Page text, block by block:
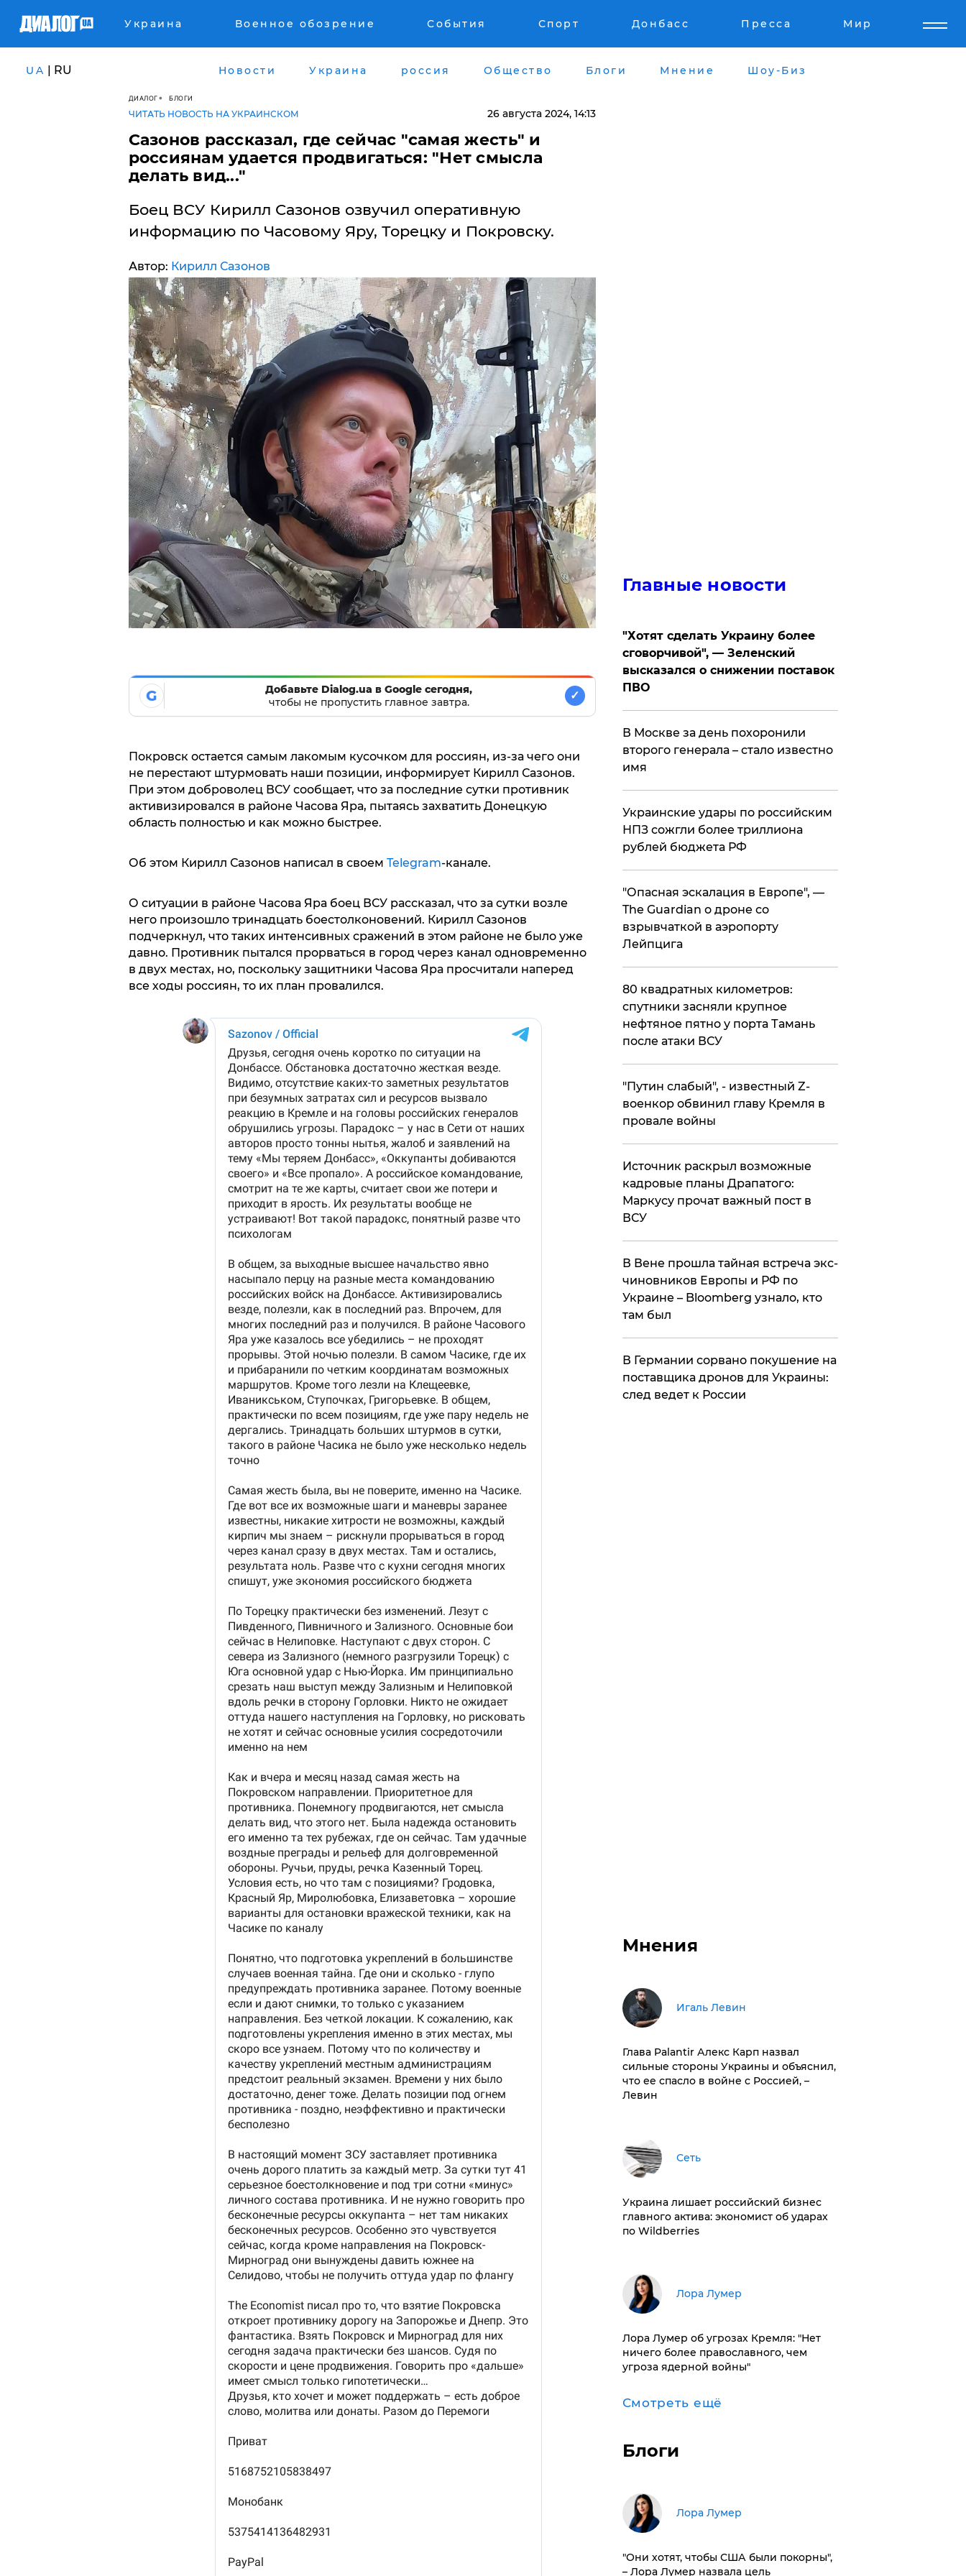
Украина Военное обозрение События Спорт Донбасс Пресса Мир
UA | RU Новости Украина россия Общество Блоги Мнение Шоу-Биз
ДИАЛОГ БЛОГИ
ЧИТАТЬ НОВОСТЬ НА УКРАИНСКОМ 26 августа 2024, 14:13
Сазонов рассказал, где сейчас "самая жесть" и
россиянам удается продвигаться: "Нет смысла
делать вид..."
Боец ВСУ Кирилл Сазонов озвучил оперативную
информацию по Часовому Яру, Торецку и Покровску.
Автор: Кирилл Сазонов
G
Добавьте Dialog.ua в Google сегодня,
чтобы не пропустить главное завтра.
✓
Покровск остается самым лакомым кусочком для россиян, из-за чего они
не перестают штурмовать наши позиции, информирует Кирилл Сазонов.
При этом доброволец ВСУ сообщает, что за последние сутки противник
активизировался в районе Часова Яра, пытаясь захватить Донецкую
область полностью и как можно быстрее.
Об этом Кирилл Сазонов написал в своем Telegram-канале.
О ситуации в районе Часова Яра боец ВСУ рассказал, что за сутки возле
него произошло тринадцать боестолконовений. Кирилл Сазонов
подчеркнул, что таких интенсивных сражений в этом районе не было уже
давно. Противник пытался прорваться в город через канал одновременно
в двух местах, но, поскольку защитники Часова Яра просчитали наперед
все ходы россиян, то их план провалился.
Главные новости
​"Хотят сделать Украину более
сговорчивой", — Зеленский
высказался о снижении поставок
ПВО
В Москве за день похоронили
второго генерала – стало известно
имя
Украинские удары по российским
НПЗ сожгли более триллиона
рублей бюджета РФ
"Опасная эскалация в Европе", —
The Guardian о дроне со
взрывчаткой в аэропорту
Лейпцига
80 квадратных километров:
спутники засняли крупное
нефтяное пятно у порта Тамань
после атаки ВСУ
​"Путин слабый", - известный Z-
военкор обвинил главу Кремля в
провале войны
​Источник раскрыл возможные
кадровые планы Драпатого:
Маркусу прочат важный пост в
ВСУ
В Вене прошла тайная встреча экс-
чиновников Европы и РФ по
Украине – Bloomberg узнало, кто
там был
​В Германии сорвано покушение на
поставщика дронов для Украины:
след ведет к России
Мнения
Игаль Левин
Глава Palantir Алекс Карп назвал
сильные стороны Украины и объяснил,
что ее спасло в войне с Россией, –
Левин
Сеть
​Украина лишает российский бизнес
главного актива: экономист об ударах
по Wildberries
​Лора Лумер
Лора Лумер об угрозах Кремля: "Нет
ничего более православного, чем
угроза ядерной войны"
Смотреть ещё
Блоги
​Лора Лумер
"Они хотят, чтобы США были покорны",
– Лора Лумер назвала цель